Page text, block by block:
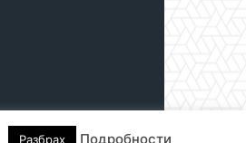
Разбрах Подробности